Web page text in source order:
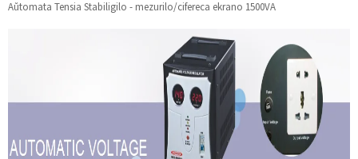
Aŭtomata Tensia Stabiligilo - mezurilo/cifereca ekrano 1500VA